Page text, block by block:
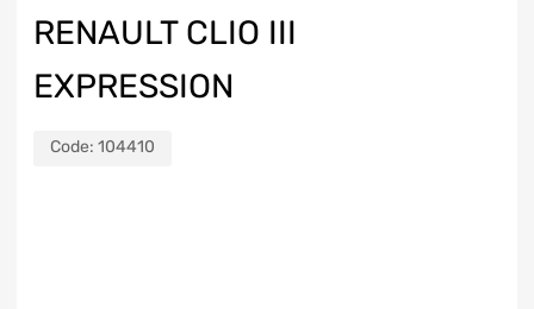
RENAULT CLIO III
EXPRESSION
Code: 104410